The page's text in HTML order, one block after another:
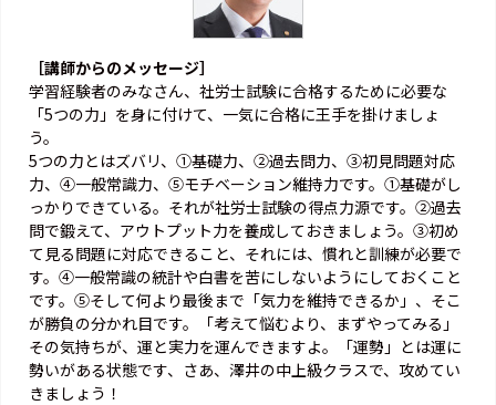
［講師からのメッセージ］
学習経験者のみなさん、社労士試験に合格するために必要な
「5つの力」を身に付けて、一気に合格に王手を掛けましょ
う。
5つの力とはズバリ、①基礎力、②過去問力、③初見問題対応
力、④一般常識力、⑤モチベーション維持力です。①基礎がし
っかりできている。それが社労士試験の得点力源です。②過去
問で鍛えて、アウトプット力を養成しておきましょう。③初め
て見る問題に対応できること、それには、慣れと訓練が必要で
す。④一般常識の統計や白書を苦にしないようにしておくこと
です。⑤そして何より最後まで「気力を維持できるか」、そこ
が勝負の分かれ目です。「考えて悩むより、まずやってみる」
その気持ちが、運と実力を運んできますよ。「運勢」とは運に
勢いがある状態です、さあ、澤井の中上級クラスで、攻めてい
きましょう！